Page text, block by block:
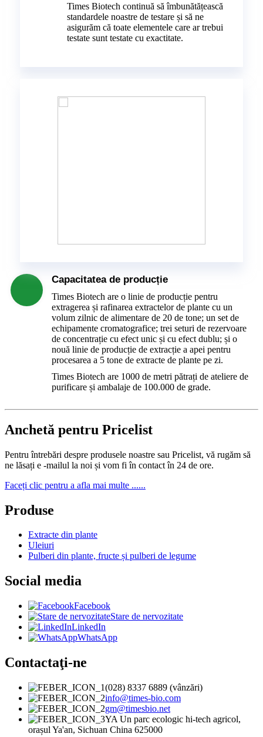
Times Biotech continuă să îmbunătățească
standardele noastre de testare și să ne
asigurăm că toate elementele care ar trebui
testate sunt testate cu exactitate.
Capacitatea de producție
Times Biotech are o linie de producție pentru
extragerea și rafinarea extractelor de plante cu un
volum zilnic de alimentare de 20 de tone; un set de
echipamente cromatografice; trei seturi de rezervoare
de concentrație cu efect unic și cu efect dublu; și o
nouă linie de producție de extracție a apei pentru
procesarea a 5 tone de extracte de plante pe zi.
Times Biotech are 1000 de metri pătrați de ateliere de
purificare și ambalaje de 100.000 de grade.
Anchetă pentru Pricelist
Pentru întrebări despre produsele noastre sau Pricelist, vă rugăm să
ne lăsați e -mailul la noi și vom fi în contact în 24 de ore.
Faceți clic pentru a afla mai multe ......
Produse
Extracte din plante
Uleiuri
Pulberi din plante, fructe și pulberi de legume
Social media
Facebook
Stare de nervozitate
LinkedIn
WhatsApp
Contactaţi-ne
(028) 8337 6889 (vânzări)
info@times-bio.com
gm@timesbio.net
YA Un parc ecologic hi-tech agricol,
orașul Ya'an, Sichuan China 625000